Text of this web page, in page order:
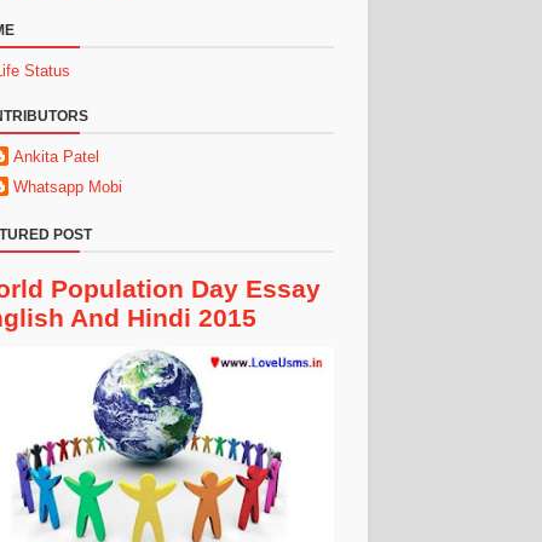
Life Status
Ankita Patel
Whatsapp Mobi
POST
Population Day Essay
And Hindi 2015